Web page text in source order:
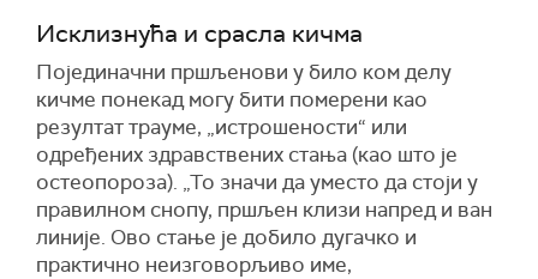
Исклизнућа и срасла кичма
Појединачни пршљенови у било ком делу
кичме понекад могу бити померени као
резултат трауме, „истрошености“ или
одређених здравствених стања (као што је
остеопороза). „То значи да уместо да стоји у
правилном снопу, пршљен клизи напред и ван
линије. Ово стање је добило дугачко и
практично неизговорљиво име,